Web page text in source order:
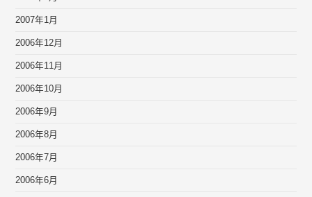
2007年1月
2006年12月
2006年11月
2006年10月
2006年9月
2006年8月
2006年7月
2006年6月